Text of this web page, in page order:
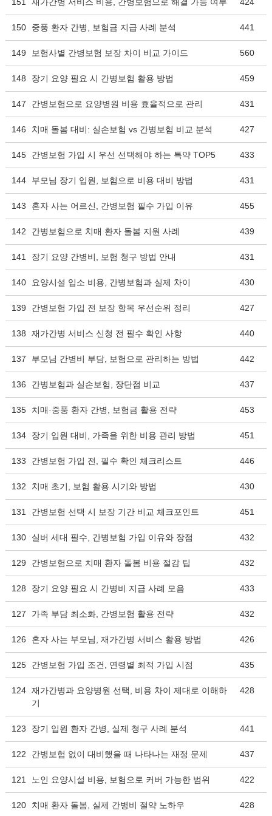
150 중풍 환자 간병, 보험금 지급 사례 분석 441
149 보험사별 간병보험 보장 차이 비교 가이드 560
148 장기 요양 필요 시 간병보험 활용 방법 459
147 간병보험으로 요양병원 비용 효율적으로 관리 431
146 치매 돌봄 대비: 실손보험 vs 간병보험 비교 분석 427
145 간병보험 가입 시 우선 선택해야 하는 특약 TOP5 433
144 부모님 장기 입원, 보험으로 비용 대비 방법 431
143 혼자 사는 어르신, 간병보험 필수 가입 이유 455
142 간병보험으로 치매 환자 돌봄 지원 사례 439
141 장기 요양 간병비, 보험 청구 방법 안내 431
140 요양시설 입소 비용, 간병보험과 실제 차이 430
139 간병보험 가입 전 보장 항목 우선순위 정리 427
138 재가간병 서비스 신청 전 필수 확인 사항 440
137 부모님 간병비 부담, 보험으로 관리하는 방법 442
136 간병보험과 실손보험, 장단점 비교 437
135 치매·중풍 환자 간병, 보험금 활용 전략 453
134 장기 입원 대비, 가족을 위한 비용 관리 방법 451
133 간병보험 가입 전, 필수 확인 체크리스트 446
132 치매 초기, 보험 활용 시기와 방법 430
131 간병보험 선택 시 보장 기간 비교 체크포인트 451
130 실버 세대 필수, 간병보험 가입 이유와 장점 432
129 간병보험으로 치매 환자 돌봄 비용 절감 팁 432
128 장기 요양 필요 시 간병비 지급 사례 모음 433
127 가족 부담 최소화, 간병보험 활용 전략 432
126 혼자 사는 부모님, 재가간병 서비스 활용 방법 426
125 간병보험 가입 조건, 연령별 최적 가입 시점 435
124 재가간병과 요양병원 선택, 비용 차이 제대로 이해하
기
428
123 장기 입원 환자 간병, 실제 청구 사례 분석 441
122 간병보험 없이 대비했을 때 나타나는 재정 문제 437
121 노인 요양시설 비용, 보험으로 커버 가능한 범위 422
120 치매 환자 돌봄, 실제 간병비 절약 노하우 428